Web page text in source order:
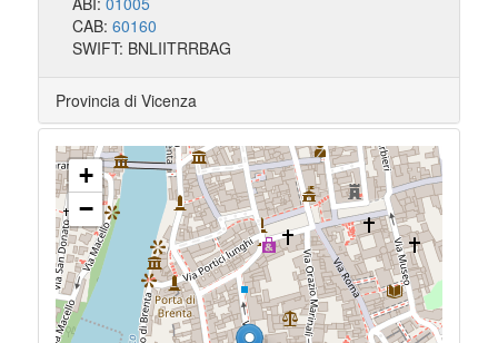
CAB: 60160
SWIFT: BNLIITRRBAG
Provincia di Vicenza
+
−